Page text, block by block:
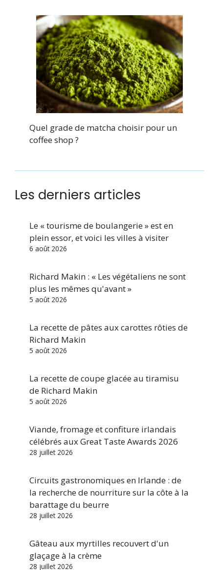
Quel grade de matcha choisir pour un
coffee shop ?
Les derniers articles
Le « tourisme de boulangerie » est en
plein essor, et voici les villes à visiter
6 août 2026
Richard Makin : « Les végétaliens ne sont
plus les mêmes qu'avant »
5 août 2026
La recette de pâtes aux carottes rôties de
Richard Makin
5 août 2026
La recette de coupe glacée au tiramisu
de Richard Makin
5 août 2026
Viande, fromage et confiture irlandais
célébrés aux Great Taste Awards 2026
28 juillet 2026
Circuits gastronomiques en Irlande : de
la recherche de nourriture sur la côte à la
barattage du beurre
28 juillet 2026
Gâteau aux myrtilles recouvert d'un
glaçage à la crème
28 juillet 2026